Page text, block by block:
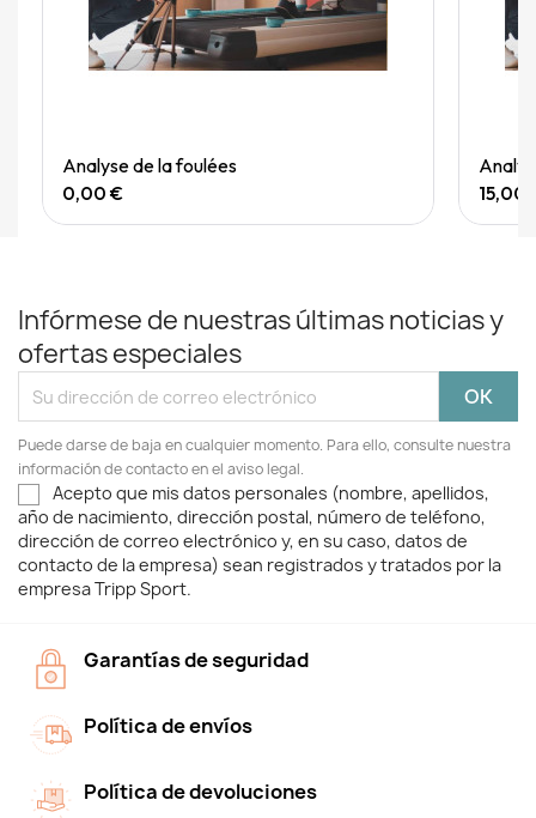
Quick View
Analyse de la foulées
0,00 €
15,00
Infórmese de nuestras últimas noticias y
ofertas especiales
Puede darse de baja en cualquier momento. Para ello, consulte nuestra
información de contacto en el aviso legal.
Acepto que mis datos personales (nombre, apellidos,
año de nacimiento, dirección postal, número de teléfono,
dirección de correo electrónico y, en su caso, datos de
contacto de la empresa) sean registrados y tratados por la
empresa Tripp Sport.
Garantías de seguridad
Política de envíos
Política de devoluciones